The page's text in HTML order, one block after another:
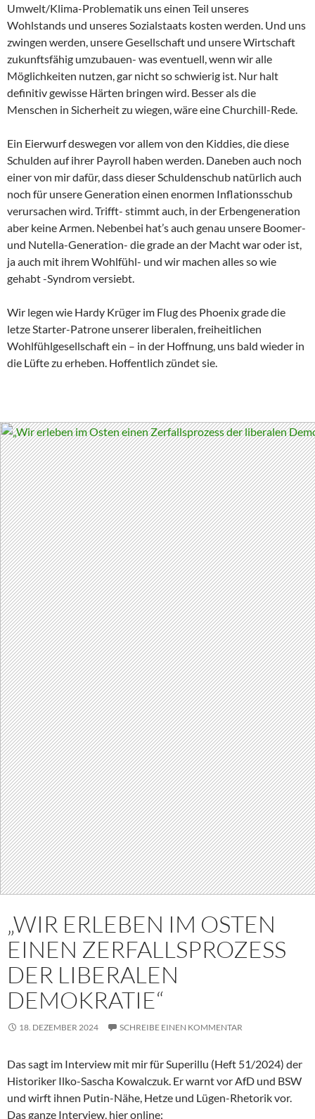
Umwelt/Klima-Problematik uns einen Teil unseres
Wohlstands und unseres Sozialstaats kosten werden. Und uns
zwingen werden, unsere Gesellschaft und unsere Wirtschaft
zukunftsfähig umzubauen- was eventuell, wenn wir alle
Möglichkeiten nutzen, gar nicht so schwierig ist. Nur halt
definitiv gewisse Härten bringen wird. Besser als die
Menschen in Sicherheit zu wiegen, wäre eine Churchill-Rede.
Ein Eierwurf deswegen vor allem von den Kiddies, die diese
Schulden auf ihrer Payroll haben werden. Daneben auch noch
einer von mir dafür, dass dieser Schuldenschub natürlich auch
noch für unsere Generation einen enormen Inflationsschub
verursachen wird. Trifft- stimmt auch, in der Erbengeneration
aber keine Armen. Nebenbei hat’s auch genau unsere Boomer-
und Nutella-Generation- die grade an der Macht war oder ist,
ja auch mit ihrem Wohlfühl- und wir machen alles so wie
gehabt -Syndrom versiebt.
Wir legen wie Hardy Krüger im Flug des Phoenix grade die
letze Starter-Patrone unserer liberalen, freiheitlichen
Wohlfühlgesellschaft ein – in der Hoffnung, uns bald wieder in
die Lüfte zu erheben. Hoffentlich zündet sie.
„WIR ERLEBEN IM OSTEN
EINEN ZERFALLSPROZESS
DER LIBERALEN
DEMOKRATIE“
18. DEZEMBER 2024 SCHREIBE EINEN KOMMENTAR
Das sagt im Interview mit mir für Superillu (Heft 51/2024) der
Historiker Ilko-Sascha Kowalczuk. Er warnt vor AfD und BSW
und wirft ihnen Putin-Nähe, Hetze und Lügen-Rhetorik vor.
Das ganze Interview, hier online: